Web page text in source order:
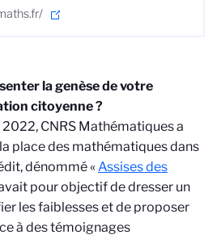
la genèse de votre
citoyenne ?
2022, CNRS Mathématiques a
place des mathématiques dans
dénommé «Assises des
pour objectif de dresser un
les faiblesses et de proposer
à des témoignages